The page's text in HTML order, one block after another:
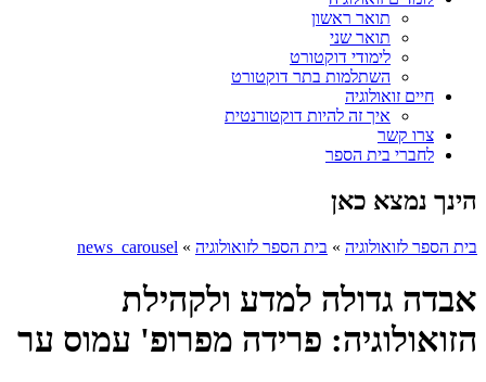
תואר ראשון
תואר שני
לימודי דוקטורט
השתלמות בתר דוקטורט
חיים זואולוגיה
איך זה להיות דוקטורנטית
צרו קשר
לחברי בית הספר
הינך נמצא כאן
בית הספר לזואולוגיה » בית הספר לזואולוגיה »
news_carousel
אבדה גדולה למדע ולקהילת
הזואולוגיה: פרידה מפרופ' עמוס ער